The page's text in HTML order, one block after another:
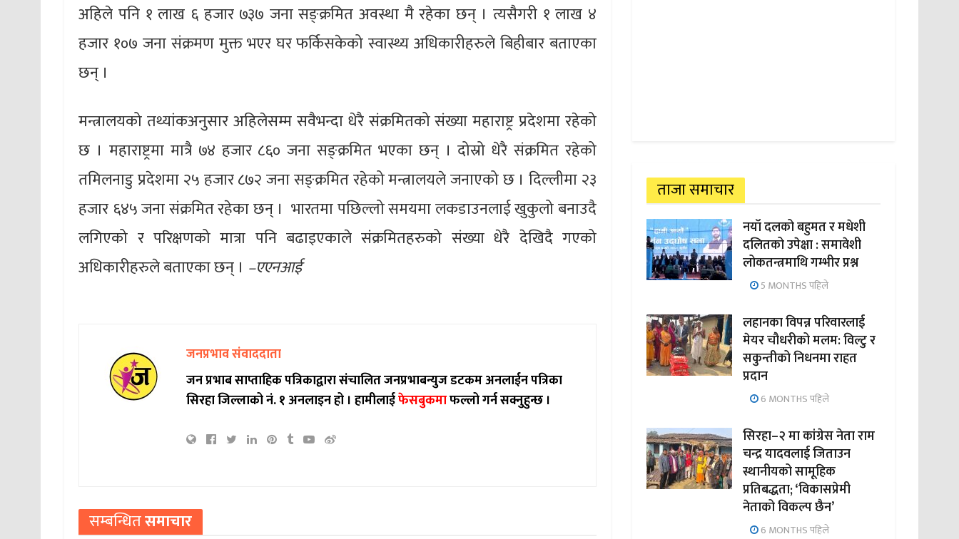
अहिले पनि १ लाख ६ हजार ७३७ जना सङ्क्रमित अवस्था मै रहेका छन् । त्यसैगरी १ लाख ४
हजार १०७ जना संक्रमण मुक्त भएर घर फर्किसकेको स्वास्थ्य अधिकारीहरुले बिहीबार बताएका
छन् ।
मन्त्रालयको तथ्यांकअनुसार अहिलेसम्म सवैभन्दा धेरै संक्रमितको संख्या महाराष्ट्र प्रदेशमा रहेको
छ । महाराष्ट्रमा मात्रै ७४ हजार ८६० जना सङ्क्रमित भएका छन् । दोस्रो धेरै संक्रमित रहेको
तमिलनाडु प्रदेशमा २५ हजार ८७२ जना सङ्क्रमित रहेको मन्त्रालयले जनाएको छ । दिल्लीमा २३
हजार ६४५ जना संक्रमित रहेका छन् । भारतमा पछिल्लो समयमा लकडाउनलाई खुकुलो बनाउदै
लगिएको र परिक्षणको मात्रा पनि बढाइएकाले संक्रमितहरुको संख्या धेरै देखिदै गएको
अधिकारीहरुले बताएका छन् । –एएनआई
जनप्रभाव संवाददाता
जन प्रभाब साप्ताहिक पत्रिकाद्वारा संचालित जनप्रभाबन्युज डटकम अनलाईन पत्रिका
सिरहा जिल्लाको नं. १ अनलाइन हो ।हामीलाईफेसबुकमाफल्लो गर्न सक्नुहुन्छ ।
सम्बन्धितसमाचार
ताजा समाचार
नयाँ दलको बहुमत र मधेशी
दलितको उपेक्षा : समावेशी
लोकतन्त्रमाथि गम्भीर प्रश्न
5 MONTHS पहिले
लहानका विपन्न परिवारलाई
मेयर चौधरीको मलम: विल्टु र
सकुन्तीको निधनमा राहत
प्रदान
6 MONTHS पहिले
सिरहा–२ मा कांग्रेस नेता राम
चन्द्र यादवलाई जिताउन
स्थानीयको सामूहिक
प्रतिबद्धता; ‘विकासप्रेमी
नेताको विकल्प छैन’
6 MONTHS पहिले